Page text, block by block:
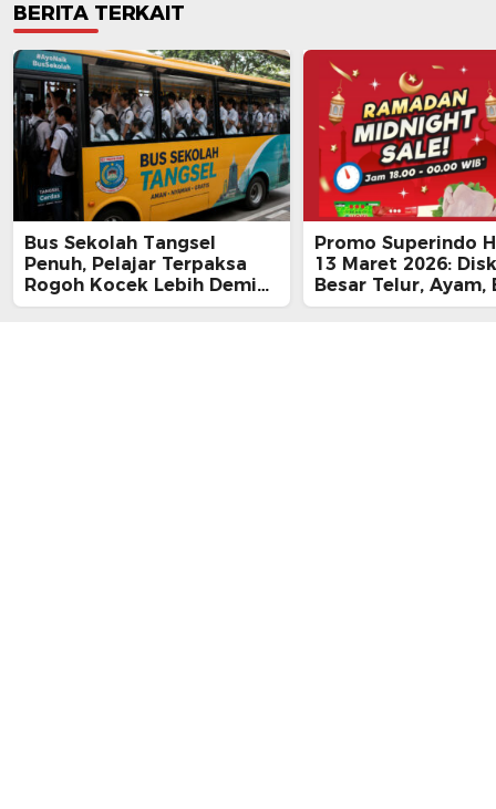
BERITA TERKAIT
Bus Sekolah Tangsel
Penuh, Pelajar Terpaksa
Rogoh Kocek Lebih Demi
Tiba Tepat Waktu
Promo Superindo
13 Maret 2026:
Besar Telur, Ayam,
hingga Daging,